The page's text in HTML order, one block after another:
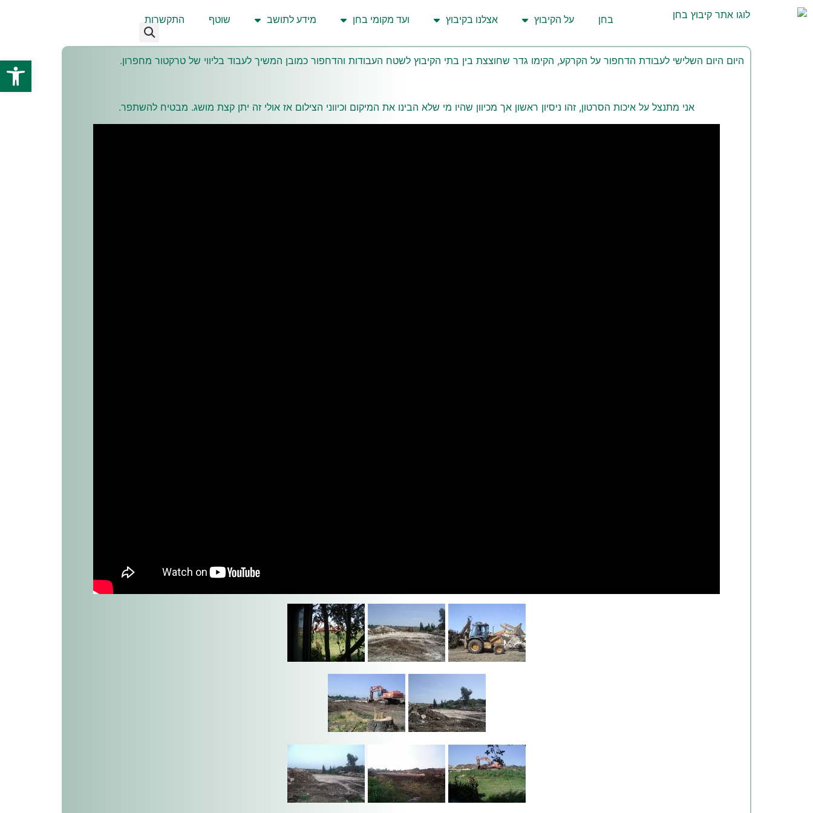
לתוכן
בחן על הקיבוץ אצלנו בקיבוץ ועד מקומי בחן מידע לתושב שוטף התקשרות
היום היום השלישי לעבודת הדחפור על הקרקע, הקימו גדר שחוצצת בין בתי הקיבוץ לשטח העבודות והדחפור כמובן המשיך לעבוד בליווי של טרקטור מחפרון.
אני מתנצל על איכות הסרטון, זהו ניסיון ראשון אך מכיוון שהיו מי שלא הבינו את המיקום וכיווני הצילום אז אולי זה יתן קצת מושג. מבטיח להשתפר.